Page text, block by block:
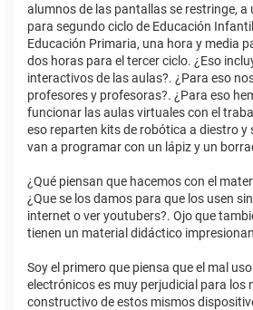
alumnos de las pantallas se restringe, a
para segundo ciclo de Educación
Educación Primaria, una hora y media
dos horas para el tercer ciclo. ¿Eso
interactivos de las aulas?. ¿Para eso
profesores y profesoras?. ¿Para eso
funcionar las aulas virtuales con el
eso reparten kits de robótica a diestro y
van a programar con un lápiz y un
¿Qué piensan que hacemos con el
¿Que se los damos para que los usen
internet o ver youtubers?. Ojo que
tienen un material didáctico
Soy el primero que piensa que el mal
electrónicos es muy perjudicial para los
constructivo de estos mismos